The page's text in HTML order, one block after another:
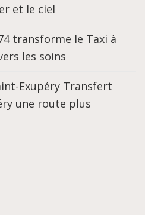
et le ciel
74 transforme le Taxi à
les soins
Exupéry Transfert
une route plus